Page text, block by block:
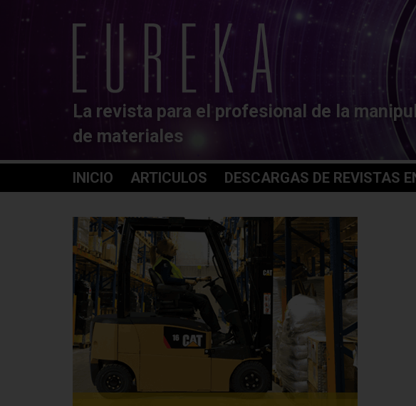
La revista para el profesional de la
de materiales
INICIO ARTICULOS DESCARGAS DE REVISTAS